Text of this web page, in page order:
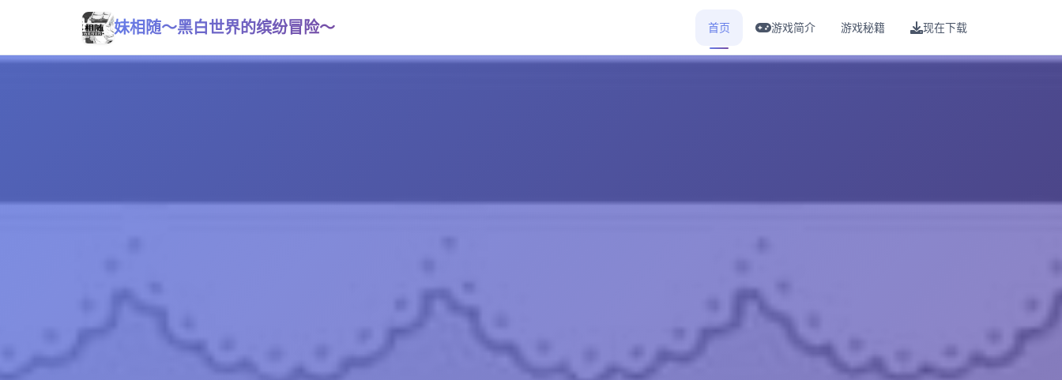
妹相随～黑白世界的缤纷冒险～ 首页 游戏简介 游戏秘籍 现在下载